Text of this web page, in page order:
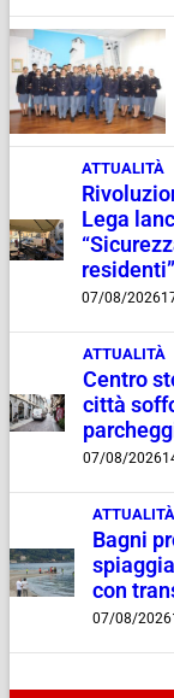
ATTUALITÀ
Lega
residenti”
07/08/2026
ATTUALITÀ
Centro
città
07/08/2026
ATTUALITÀ
Bagni
con
07/08/2026